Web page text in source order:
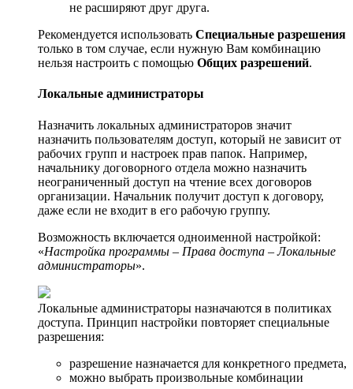
не расширяют друг друга.
Рекомендуется использовать Специальные разрешения
только в том случае, если нужную Вам комбинацию
нельзя настроить с помощью Общих разрешений.
Локальные администраторы
Назначить локальных администраторов значит
назначить пользователям доступ, который не зависит от
рабочих групп и настроек прав папок. Например,
начальнику договорного отдела можно назначить
неограниченный доступ на чтение всех договоров
организации. Начальник получит доступ к договору,
даже если не входит в его рабочую группу.
Возможность включается одноименной настройкой:
«Настройка программы – Права доступа – Локальные
администраторы».
Локальные администраторы назначаются в политиках
доступа. Принцип настройки повторяет специальные
разрешения:
разрешение назначается для конкретного предмета,
можно выбрать произвольные комбинации